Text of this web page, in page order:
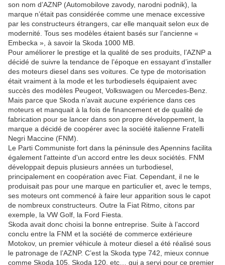
son nom d’AZNP (Automobilove zavody, narodni podnik), la
marque n’était pas considérée comme une menace excessive
par les constructeurs étrangers, car elle manquait selon eux de
modernité. Tous ses modèles étaient basés sur l’ancienne «
Embecka », à savoir la Skoda 1000 MB.
Pour améliorer le prestige et la qualité de ses produits, l’AZNP a
décidé de suivre la tendance de l’époque en essayant d’installer
des moteurs diesel dans ses voitures. Ce type de motorisation
était vraiment à la mode et les turbodiesels équipaient avec
succès des modèles Peugeot, Volkswagen ou Mercedes-Benz.
Mais parce que Skoda n’avait aucune expérience dans ces
moteurs et manquait à la fois de financement et de qualité de
fabrication pour se lancer dans son propre développement, la
marque a décidé de coopérer avec la société italienne Fratelli
Negri Maccine (FNM).
Le Parti Communiste fort dans la péninsule des Apennins facilita
également l'atteinte d'un accord entre les deux sociétés. FNM
développait depuis plusieurs années un turbodiesel,
principalement en coopération avec Fiat. Cependant, il ne le
produisait pas pour une marque en particulier et, avec le temps,
ses moteurs ont commencé à faire leur apparition sous le capot
de nombreux constructeurs. Outre la Fiat Ritmo, citons par
exemple, la VW Golf, la Ford Fiesta.
Skoda avait donc choisi la bonne entreprise. Suite à l’accord
conclu entre la FNM et la société de commerce extérieure
Motokov, un premier véhicule à moteur diesel a été réalisé sous
le patronage de l’AZNP. C’est la Skoda type 742, mieux connue
comme Skoda 105, Skoda 120, etc… qui a servi pour ce premier